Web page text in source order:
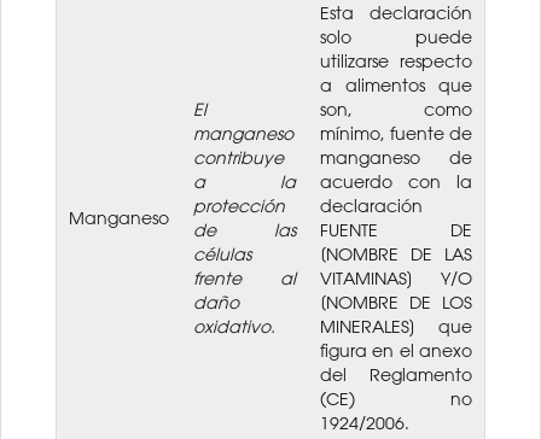
Manganeso
El
manganeso
contribuye
a la
protección
de las
células
frente al
daño
oxidativo.
Esta declaración
solo puede
utilizarse respecto
a alimentos que
son, como
mínimo, fuente de
manganeso de
acuerdo con la
declaración
FUENTE DE
[NOMBRE DE LAS
VITAMINAS] Y/O
[NOMBRE DE LOS
MINERALES] que
figura en el anexo
del Reglamento
(CE) no
1924/2006.